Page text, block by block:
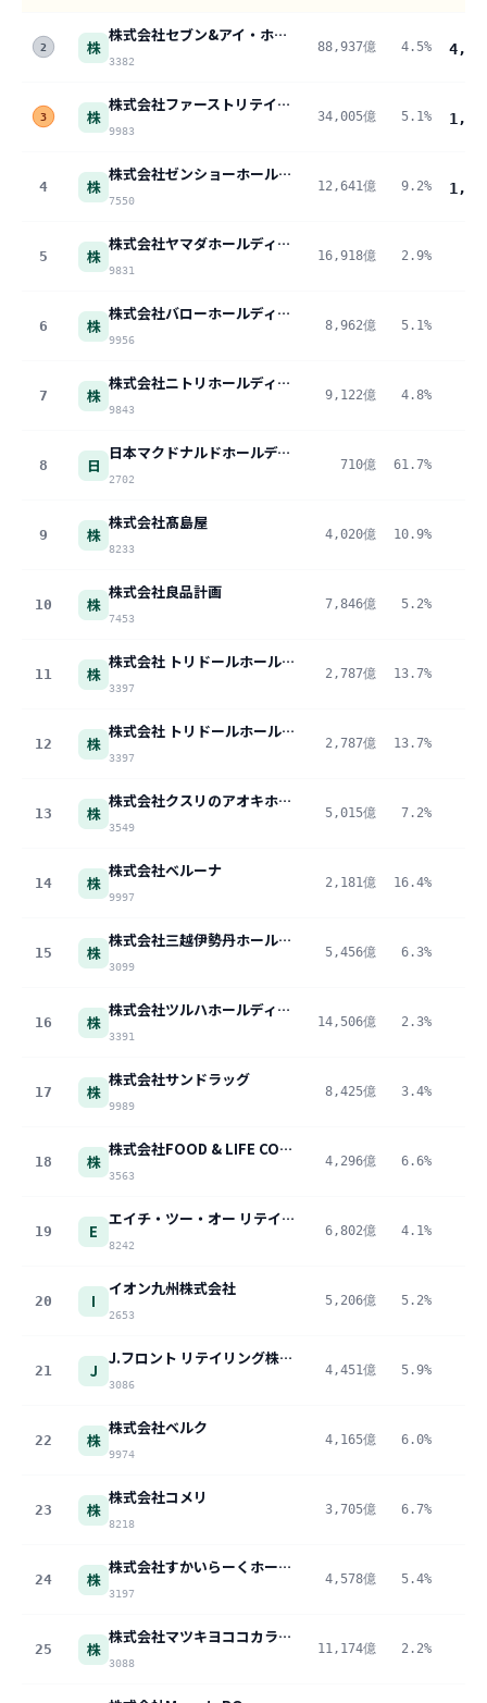
2 株
株式会社セブン&アイ・ホールディングス
3382
88,937億 4.5%
3 株
株式会社ファーストリテイリング
9983
34,005億 5.1%
4 株
株式会社ゼンショーホールディングス
7550
12,641億 9.2%
5 株
株式会社ヤマダホールディングス
9831
16,918億 2.9%
6 株
株式会社バローホールディングス
9956
8,962億 5.1%
7 株
株式会社ニトリホールディングス
9843
9,122億 4.8%
8 日
日本マクドナルドホールディングス株式会社
2702
710億 61.7%
9 株
株式会社髙島屋
8233
4,020億 10.9%
10 株
株式会社良品計画
7453
7,846億 5.2%
11 株
株式会社 トリドールホールディングス
3397
2,787億 13.7%
12 株
株式会社 トリドールホールディングス
3397
2,787億 13.7%
13 株
株式会社クスリのアオキホールディングス
3549
5,015億 7.2%
14 株
株式会社ベルーナ
9997
2,181億 16.4%
15 株
株式会社三越伊勢丹ホールディングス
3099
5,456億 6.3%
16 株
株式会社ツルハホールディングス
3391
14,506億 2.3%
17 株
株式会社サンドラッグ
9989
8,425億 3.4%
18 株
株式会社FOOD & LIFE COMPANIES
3563
4,296億 6.6%
19 E
エイチ・ツー・オー リテイリング株式会社
8242
6,802億 4.1%
20 I
イオン九州株式会社
2653
5,206億 5.2%
21 J
J.フロント リテイリング株式会社
3086
4,451億 5.9%
22 株
株式会社ベルク
9974
4,165億 6.0%
23 株
株式会社コメリ
8218
3,705億 6.7%
24 株
株式会社すかいらーくホールディングス
3197
4,578億 5.4%
25 株
株式会社マツキヨココカラ&カンパニー
3088
11,174億 2.2%